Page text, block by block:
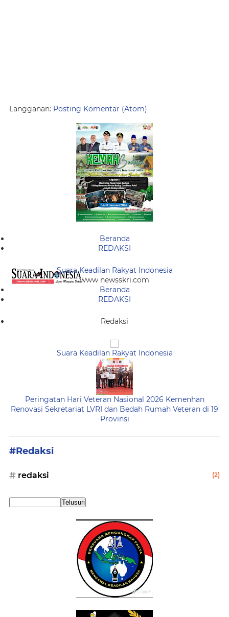
Langganan: Posting Komentar (Atom)
Beranda
REDAKSI
Suara Keadilan Rakyat Indonesia
www newsskri.com
Beranda
REDAKSI
Redaksi
Suara Keadilan Rakyat Indonesia
Peringatan Hari Veteran Nasional 2026 Kemenhan
Renovasi Sekretariat LVRI dan Bedah Rumah Veteran di 19
Provinsi
#Redaksi
redaksi (2)